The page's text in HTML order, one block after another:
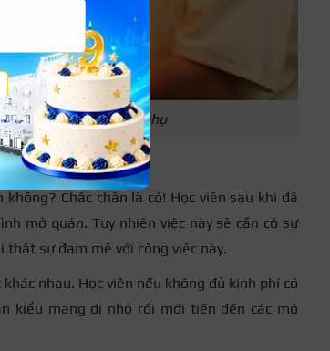
bếp chính và bếp phụ
Chắc chắn là có! Học viên sau khi đã
mở quán. Tuy nhiên việc này sẽ cần có sự
thật sự đam mê với công việc này.
nhau. Học viên nếu không đủ kinh phí có
kiểu mang đi nhỏ rồi mới tiến đến các mô